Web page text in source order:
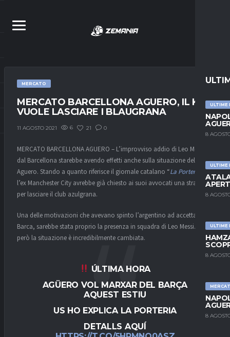
ULTIME
8
ULTIME
8
ULTIME
8
8
MERCATO
MERCATO BARCELLONA AGUERO, IL KUN
VUOLE LASCIARE I BLAUGRANA
11 AGOSTO 2021 6 21 0
MERCATO BARCELLONA AGUERO – L’improvviso addio di Leo Messi
dal Barcellona starebbe avendo effetti anche sulla situazione del Kun
Aguero. Stando a quanto riferisce il giornale catalano “La Porteria
l’ex Manchester City avrebbe già chiesto ai suoi avvocati una strategia
per lasciare il club azulgrana.
Una delle motivazioni che avevano spinto l’argentino ad accettare il
Barca, sarebbe stata proprio la presenza in squadra di Leo Messi. Ora
però la situazione è incredibilmente cambiata.
ÚLTIMA HORA
AGÜERO VOL MARXAR DEL BARÇA
AQUEST ESTIU
US HO EXPLICA LA PORTERIA
DETALLS AQUÍ